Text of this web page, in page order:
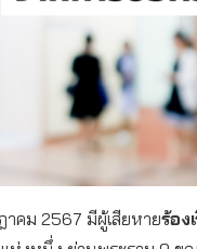
าคม 2567 มีผู้เสียหายร้อง